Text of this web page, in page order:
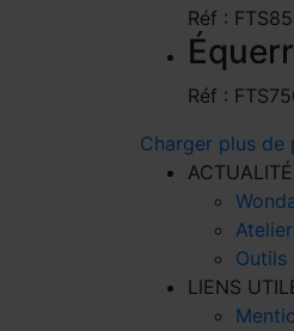
Réf :
Réf :
Charger plus de
Outils
LIENS